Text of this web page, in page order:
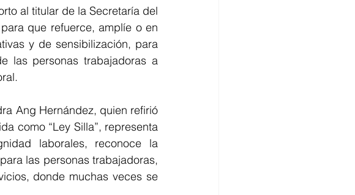
al titular de la Secretaría del
que refuerce, amplíe o en
y de sensibilización, para
las personas trabajadoras a
Ang Hernández, quien refirió
como “Ley Silla”, representa
laborales, reconoce la
las personas trabajadoras,
donde muchas veces se